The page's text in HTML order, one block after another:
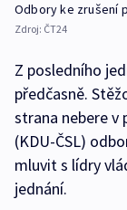
Odbory ke zrušení
Zdroj: ČT24
Z posledního
předčasně.
strana nebere v
(KDU-ČSL)
mluvit s lídry
jednání.